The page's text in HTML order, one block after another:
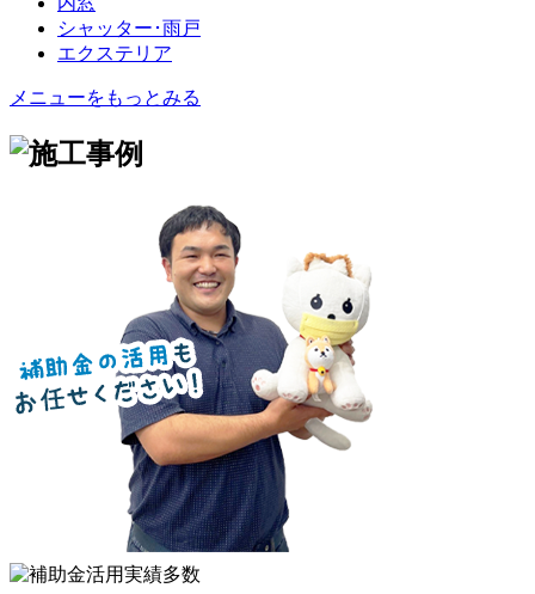
シャッター･雨戸
エクステリア
メニューをもっとみる